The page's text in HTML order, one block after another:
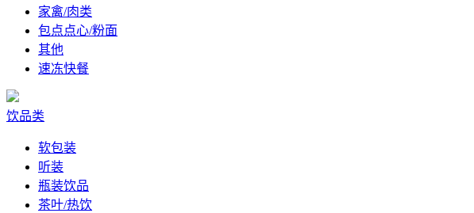
家禽/肉类
包点点心/粉面
其他
速冻快餐
饮品类
软包装
听装
瓶装饮品
茶叶/热饮